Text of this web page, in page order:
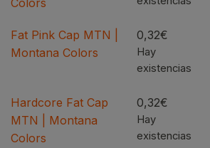
MTN
cantidad
Colors
MTN
Montana
Fat Pink Cap MTN |
Montana Colors
0,32€
Hay
existencias
Hardcore
Hardcore Fat Cap
MTN | Montana
Colors
0,32€
Hay
existencias